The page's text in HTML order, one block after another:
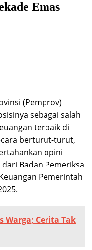
Emas
(Pemprov)
sebagai salah
terbaik di
berturut-turut,
opini
dari Badan Pemeriksa
Pemerintah
Warga; Cerita Tak